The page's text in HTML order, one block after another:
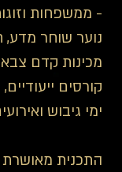
- ממשפחות
נוער שוחר מדע,
מכינות קדם
קורסים
ימי גיבוש
התכנית